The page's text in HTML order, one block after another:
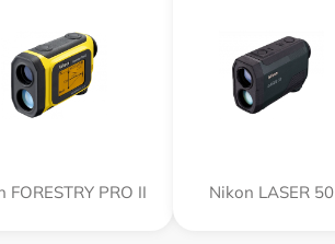
FORESTRY PRO II Nikon LASER 50